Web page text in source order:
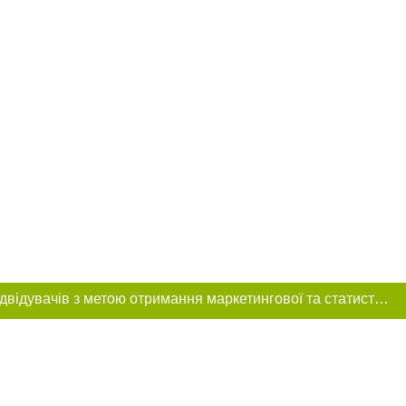
Цей сайт використовує «cookies». Також веб-сайт використовує інтернет-сервіс для збору технічних даних стосовно відвідувачів з метою отримання маркетингової та статистичної інформації. Умови обробки даних відвідувачів сайту див.